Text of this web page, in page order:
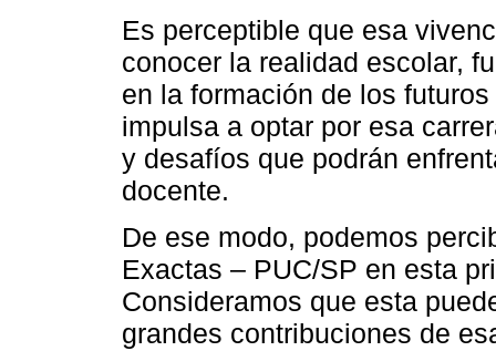
Es perceptible que esa
conocer la realidad escolar,
en la formación de los
impulsa a optar por esa
y desafíos que podrán
docente.
De ese modo, podemos
Exactas – PUC/SP en esta
Consideramos que esta
grandes contribuciones de